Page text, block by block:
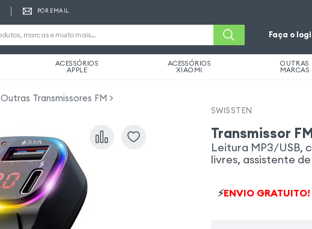
POR EMAIL
Faça o
ACESSÓRIOS
APPLE
ACESSÓRIOS
XIAOMI
OUTRAS
MARCAS
Outras Transmissores FM
SWISSTEN
Transmissor
Leitura MP3/USB,
livres, assistente
⚡ENVIO GRATUITO!